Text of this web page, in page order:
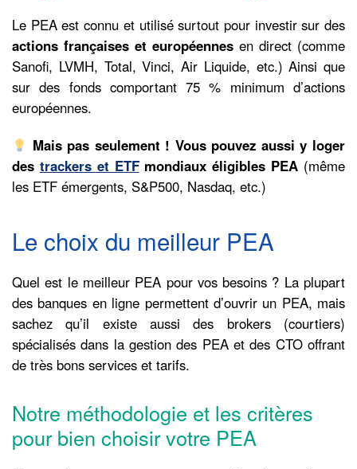
Le PEA est connu et utilisé surtout pour investir sur des
actions françaises et européennes en direct (comme
Sanofi, LVMH, Total, Vinci, Air Liquide, etc.) Ainsi que
sur des fonds comportant 75 % minimum d’actions
européennes.
Mais pas seulement ! Vous pouvez aussi y loger
des trackers et ETFmondiaux éligibles PEA (même
les ETF émergents, S&P500, Nasdaq, etc.)
Le choix du meilleur PEA
Quel est le meilleur PEA pour vos besoins ? La plupart
des banques en ligne permettent d’ouvrir un PEA, mais
sachez qu’il existe aussi des brokers (courtiers)
spécialisés dans la gestion des PEA et des CTO offrant
de très bons services et tarifs.
Notre méthodologie et les critères
pour bien choisir votre PEA